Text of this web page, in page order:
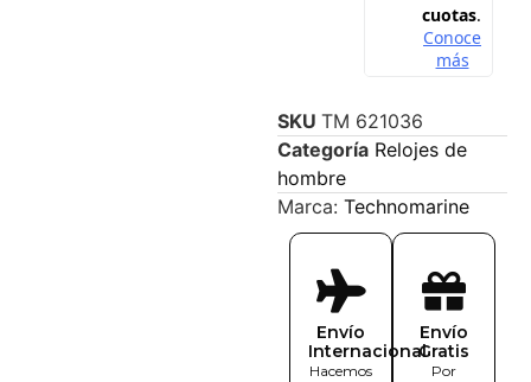
SKU TM 621036
Categoría Relojes de
hombre
Marca: Technomarine
Envío
Internacional
Hacemos
Envío
Gratis
Por